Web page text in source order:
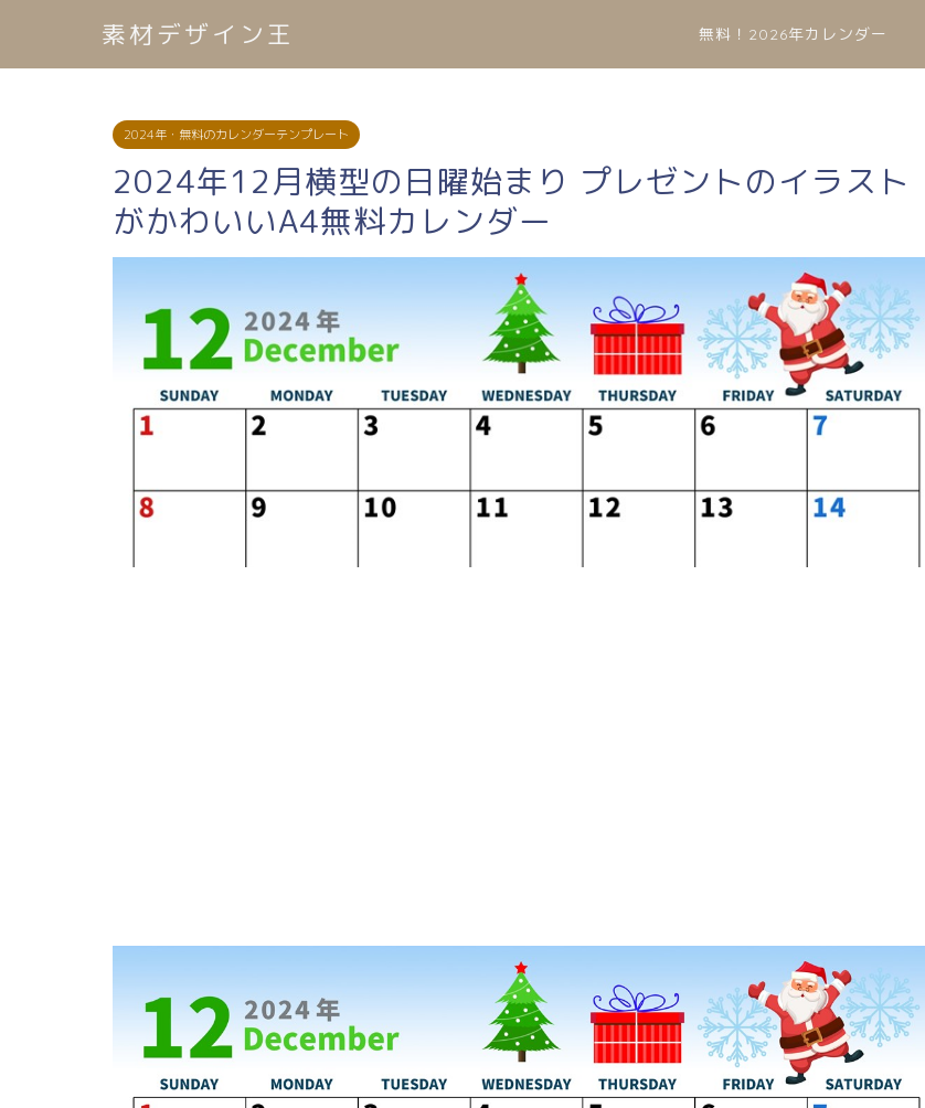
素材デザイン王 無料！2026年カレンダー
2024年・無料のカレンダーテンプレート
2024年12月横型の日曜始まり プレゼントのイラスト
がかわいいA4無料カレンダー